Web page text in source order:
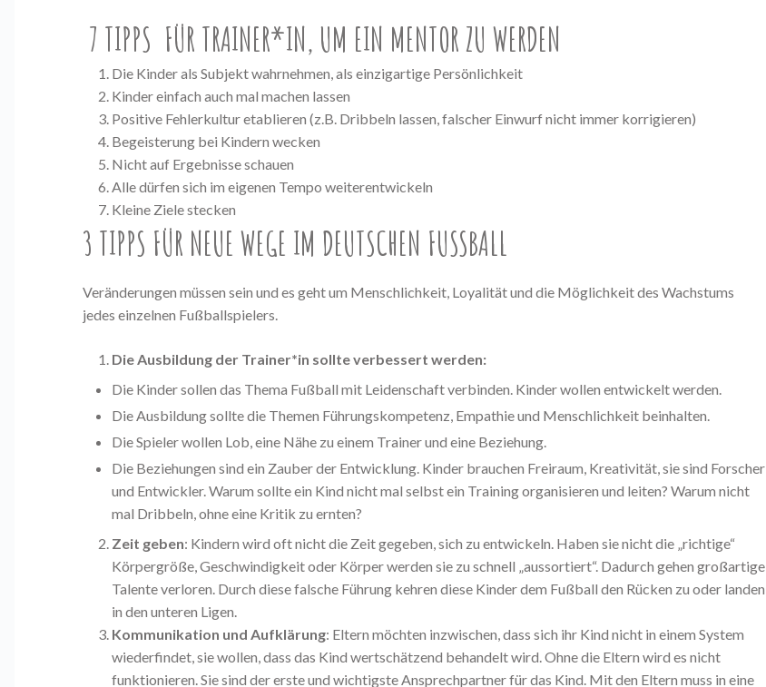
7 TIPPS FÜR TRAINER*IN, UM EIN MENTOR ZU WERDEN
Die Kinder als Subjekt wahrnehmen, als einzigartige Persönlichkeit
Kinder einfach auch mal machen lassen
Positive Fehlerkultur etablieren (z.B. Dribbeln lassen, falscher Einwurf nicht immer korrigieren)
Begeisterung bei Kindern wecken
Nicht auf Ergebnisse schauen
Alle dürfen sich im eigenen Tempo weiterentwickeln
Kleine Ziele stecken
3 TIPPS FÜR NEUE WEGE IM DEUTSCHEN FUSSBALL
Veränderungen müssen sein und es geht um Menschlichkeit, Loyalität und die Möglichkeit des Wachstums
jedes einzelnen Fußballspielers.
Die Ausbildung der Trainer*in sollte verbessert werden:
Die Kinder sollen das Thema Fußball mit Leidenschaft verbinden. Kinder wollen entwickelt werden.
Die Ausbildung sollte die Themen Führungskompetenz, Empathie und Menschlichkeit beinhalten.
Die Spieler wollen Lob, eine Nähe zu einem Trainer und eine Beziehung.
Die Beziehungen sind ein Zauber der Entwicklung. Kinder brauchen Freiraum, Kreativität, sie sind Forscher
und Entwickler. Warum sollte ein Kind nicht mal selbst ein Training organisieren und leiten? Warum nicht
mal Dribbeln, ohne eine Kritik zu ernten?
Zeit geben: Kindern wird oft nicht die Zeit gegeben, sich zu entwickeln. Haben sie nicht die „richtige“
Körpergröße, Geschwindigkeit oder Körper werden sie zu schnell „aussortiert“. Dadurch gehen großartige
Talente verloren. Durch diese falsche Führung kehren diese Kinder dem Fußball den Rücken zu oder landen
in den unteren Ligen.
Kommunikation und Aufklärung: Eltern möchten inzwischen, dass sich ihr Kind nicht in einem System
wiederfindet, sie wollen, dass das Kind wertschätzend behandelt wird. Ohne die Eltern wird es nicht
funktionieren. Sie sind der erste und wichtigste Ansprechpartner für das Kind. Mit den Eltern muss in eine